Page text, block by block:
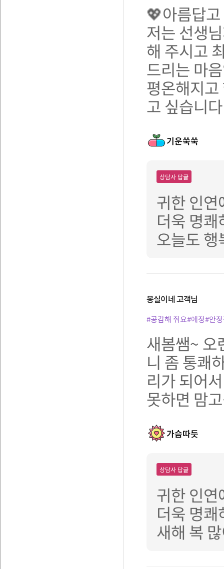
💖아름답
저는 선생
해 주시고
드리는 마
평온해지
고 싶습니
기운쑥쑥
상담사 답글
귀한 인
더욱 명
오늘도
몽실이네고객님
#공감해 줘요#애정#안
새봄쌤~ 오
니 좀 통쾌
리가 되어
못하면 맘
가슴따듯
상담사 답글
귀한 인
더욱 명
새해 복